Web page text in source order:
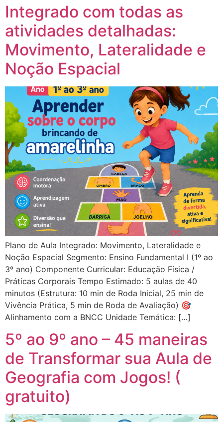
Integrado com todas as
atividades detalhadas:
Movimento, Lateralidade e
Noção Espacial
Plano de Aula Integrado: Movimento, Lateralidade e
Noção Espacial Segmento: Ensino Fundamental I (1º ao
3º ano) Componente Curricular: Educação Física /
Práticas Corporais Tempo Estimado: 5 aulas de 40
minutos (Estrutura: 10 min de Roda Inicial, 25 min de
Vivência Prática, 5 min de Roda de Avaliação) 🎯
Alinhamento com a BNCC Unidade Temática: […]
5º ao 9º ano – 45 maneiras
de Transformar sua Aula de
Geografia com Jogos! (
gratuito)